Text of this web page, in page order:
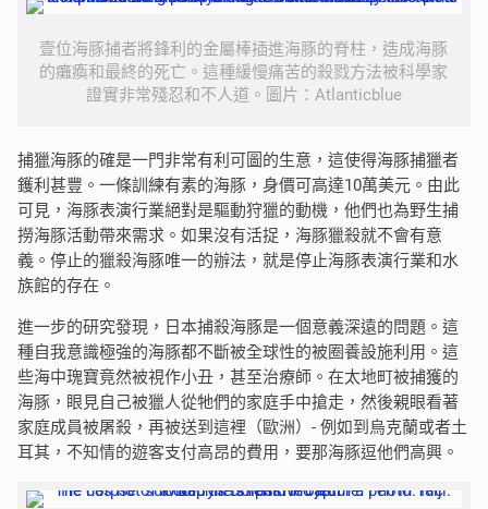
壹位海豚捕者將鋒利的金屬棒插進海豚的脊柱，造成海豚
的癱瘓和最終的死亡。這種緩慢痛苦的殺戮方法被科學家
證實非常殘忍和不人道。圖片：Atlanticblue
捕獵海豚的確是一門非常有利可圖的生意，這使得海豚捕獵者
鑊利甚豐。一條訓練有素的海豚，身價可高達10萬美元。由此
可見，海豚表演行業絕對是驅動狩獵的動機，他們也為野生捕
撈海豚活動帶來需求。如果沒有活捉，海豚獵殺就不會有意
義。停止的獵殺海豚唯一的辦法，就是停止海豚表演行業和水
族館的存在。
進一步的研究發現，日本捕殺海豚是一個意義深遠的問題。這
種自我意識極強的海豚都不斷被全球性的被圈養設施利用。這
些海中瑰寶竟然被視作小丑，甚至治療師。在太地町被捕獲的
海豚，眼見自己被獵人從牠們的家庭手中搶走，然後親眼看著
家庭成員被屠殺，再被送到這裡（歐洲）- 例如到烏克蘭或者土
耳其，不知情的遊客支付高昂的費用，要那海豚逗他們高興。